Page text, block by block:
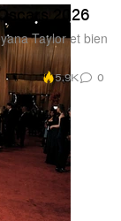
2026
Taylor et bien
5.9K 0